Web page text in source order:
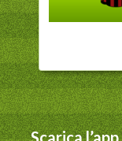
Scarica l’app